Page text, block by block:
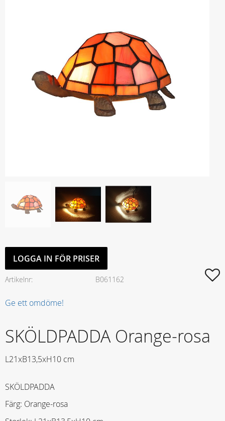
LOGGA IN FÖR PRISER
Artikelnr B061162
Ge ett omdöme!
SKÖLDPADDA Orange-rosa
L21xB13,5xH10 cm
SKÖLDPADDA
Färg: Orange-rosa